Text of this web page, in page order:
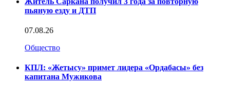
пьяную езду и ДТП
07.08.26
Общество
КПЛ: «Жетысу» примет лидера «Ордабасы» без
капитана Мужикова